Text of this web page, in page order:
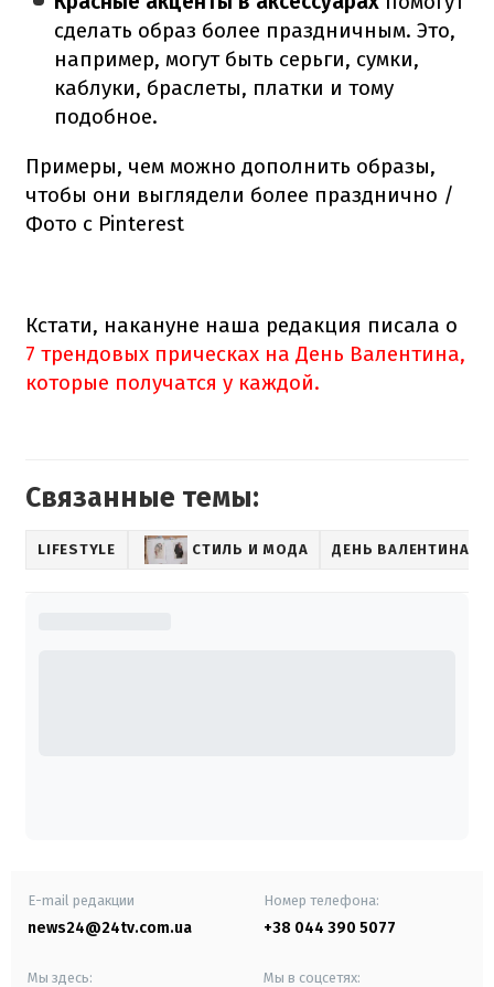
сделать образ более праздничным. Это,
например, могут быть серьги, сумки,
каблуки, браслеты, платки и тому
подобное.
Примеры, чем можно дополнить образы,
чтобы они выглядели более празднично /
Фото с Pinterest
Кстати, накануне наша редакция писала о
7 трендовых прическах на День Валентина,
которые получатся у каждой.
Связанные темы:
LIFESTYLE СТИЛЬ И МОДА ДЕНЬ ВАЛЕНТИНА
E-mail редакции
news24@24tv.com.ua
Номер телефона:
+38 044 390 5077
Мы здесь: Мы в соцсетях: